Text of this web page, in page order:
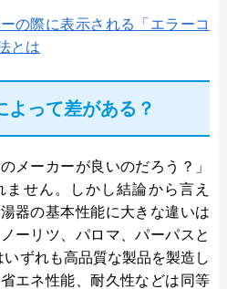
の際に表示される「エラーコ
とは
よって差がある？
メーカーが良いのだろう？」
せん。しかし結論から言え
器の基本性能に大きな違いは
ーリツ、パロマ、パーパスと
ずれも高品質な製品を製造し
エネ性能、耐久性などは同等